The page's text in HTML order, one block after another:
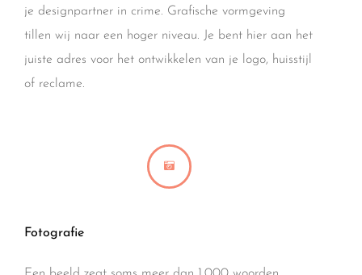
je designpartner in crime. Grafische vormgeving
tillen wij naar een hoger niveau. Je bent hier aan het
juiste adres voor het ontwikkelen van je logo, huisstijl
of reclame.
Fotografie